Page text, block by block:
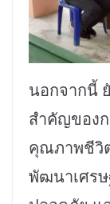
นอกจากนี้
สำคัญของก
คุณภาพชีวิ
พัฒนาเศรษ